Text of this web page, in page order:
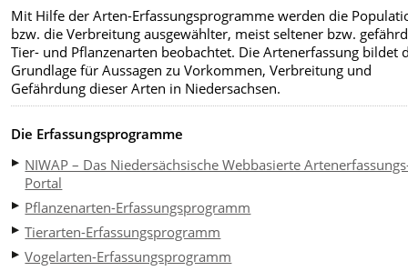
Mit Hilfe der Arten-Erfassungsprogramme werden die
bzw. die Verbreitung ausgewählter, meist seltener bzw.
Tier- und Pflanzenarten beobachtet. Die Artenerfassung bildet
Grundlage für Aussagen zu Vorkommen, Verbreitung und
Gefährdung dieser Arten in Niedersachsen.
Die Erfassungsprogramme
NIWAP – Das Niedersächsische Webbasierte
Portal
Pflanzenarten-Erfassungsprogramm
Tierarten-Erfassungsprogramm
Vogelarten-Erfassungsprogramm